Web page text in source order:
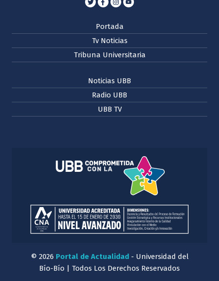
Portada
Tv Noticias
Tribuna Universitaria
Noticias UBB
Radio UBB
UBB TV
© 2026 Portal de Actualidad- Universidad del
Bío-Bío | Todos Los Derechos Reservados